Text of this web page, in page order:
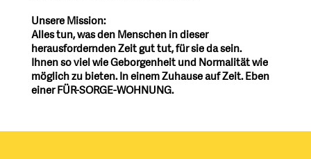
Unsere Mission:
Alles tun, was den Menschen in dieser
herausfordernden Zeit gut tut, für sie da sein.
Ihnen so viel wie Geborgenheit und Normalität wie
möglich zu bieten. In einem Zuhause auf Zeit. Eben
einer FÜR-SORGE-WOHNUNG.